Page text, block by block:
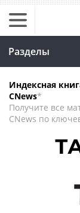
Разделы
Индексная
CNews*
Получите все
CNews по